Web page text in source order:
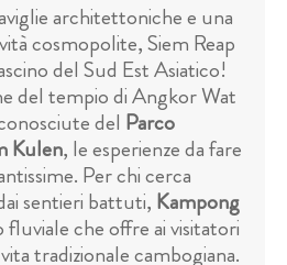
architettoniche e una
cosmopolite, Siem Reap
del Sud Est Asiatico!
del tempio di Angkor Wat
del Parco
Kulen, le esperienze da fare
Per chi cerca
sentieri battuti, Kampong
che offre ai visitatori
tradizionale cambogiana.